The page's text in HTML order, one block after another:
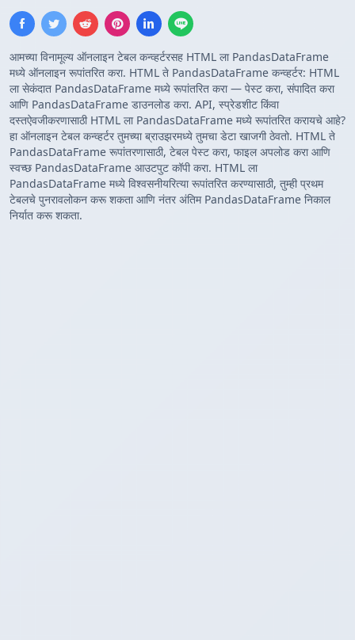
आमच्या विनामूल्य ऑनलाइन टेबल कन्व्हर्टरसह HTML ला PandasDataFrame
मध्ये ऑनलाइन रूपांतरित करा. HTML ते PandasDataFrame कन्व्हर्टर: HTML
ला सेकंदात PandasDataFrame मध्ये रूपांतरित करा — पेस्ट करा, संपादित करा
आणि PandasDataFrame डाउनलोड करा. API, स्प्रेडशीट किंवा
दस्तऐवजीकरणासाठी HTML ला PandasDataFrame मध्ये रूपांतरित करायचे आहे?
हा ऑनलाइन टेबल कन्व्हर्टर तुमच्या ब्राउझरमध्ये तुमचा डेटा खाजगी ठेवतो. HTML ते
PandasDataFrame रूपांतरणासाठी, टेबल पेस्ट करा, फाइल अपलोड करा आणि
स्वच्छ PandasDataFrame आउटपुट कॉपी करा. HTML ला
PandasDataFrame मध्ये विश्वसनीयरित्या रूपांतरित करण्यासाठी, तुम्ही प्रथम
टेबलचे पुनरावलोकन करू शकता आणि नंतर अंतिम PandasDataFrame निकाल
निर्यात करू शकता.